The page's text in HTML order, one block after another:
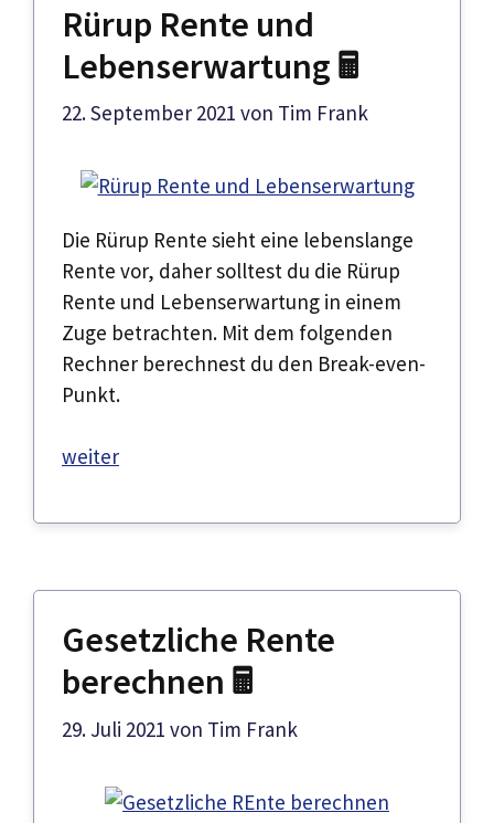
Rürup Rente und
Lebenserwartung 🖩
22. September 2021 von Tim Frank
Die Rürup Rente sieht eine lebenslange
Rente vor, daher solltest du die Rürup
Rente und Lebenserwartung in einem
Zuge betrachten. Mit dem folgenden
Rechner berechnest du den Break-even-
Punkt.
weiter
Gesetzliche Rente
berechnen 🖩
29. Juli 2021 von Tim Frank